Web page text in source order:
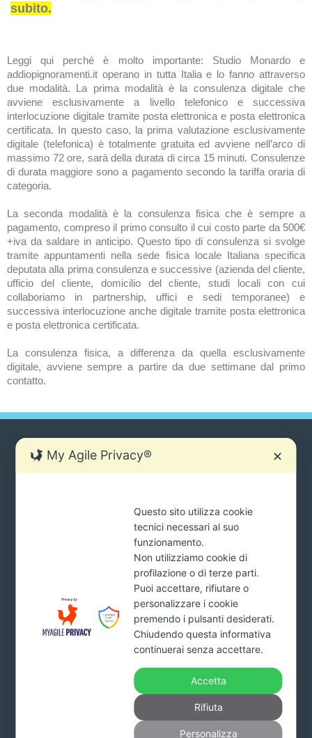
subito.
Leggi qui perché è molto importante: Studio Monardo e
addiopignoramenti.it operano in tutta Italia e lo fanno attraverso
due modalità. La prima modalità è la consulenza digitale che
avviene esclusivamente a livello telefonico e successiva
interlocuzione digitale tramite posta elettronica e posta elettronica
certificata. In questo caso, la prima valutazione esclusivamente
digitale (telefonica) è totalmente gratuita ed avviene nell’arco di
massimo 72 ore, sarà della durata di circa 15 minuti. Consulenze
di durata maggiore sono a pagamento secondo la tariffa oraria di
categoria.
La seconda modalità è la consulenza fisica che è sempre a
pagamento, compreso il primo consulto il cui costo parte da 500€
+iva da saldare in anticipo. Questo tipo di consulenza si svolge
tramite appuntamenti nella sede fisica locale Italiana specifica
deputata alla prima consulenza e successive (azienda del cliente,
ufficio del cliente, domicilio del cliente, studi locali con cui
collaboriamo in partnership, uffici e sedi temporanee) e
successiva interlocuzione anche digitale tramite posta elettronica
e posta elettronica certificata.
La consulenza fisica, a differenza da quella esclusivamente
digitale, avviene sempre a partire da due settimane dal primo
contatto.
Ci sono molti modi per contattarci
*Cliccando il pulsante INVIA acconsenti al trattamento dei tuoi
dati e dichiari di aver preso visione dellaPrivacy Policy
Addiopignoramenti.it
Studio Monardo & Partners s.r.l.
Viale Affaccio n. 95 – 89900 Vibo Valentia
Part. Iva. 03993160799 – Numero REA VV-227578 –
Capitale sociale 10.000 euro interamente versato
My Agile Privacy® ✕
Questo sito utilizza cookie
tecnici necessari al suo
funzionamento.
Non utilizziamo cookie di
profilazione o di terze parti.
Puoi accettare, rifiutare o
personalizzare i cookie
premendo i pulsanti desiderati.
Chiudendo questa informativa
continuerai senza accettare.
Accetta
Rifiuta
Personalizza